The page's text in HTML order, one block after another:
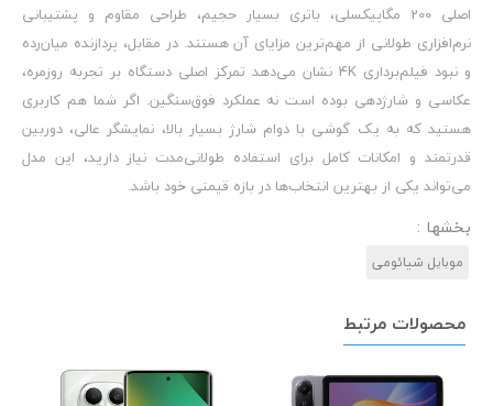
اصلی 200 مگاپیکسلی، باتری بسیار حجیم، طراحی مقاوم و پشتیبانی
نرم‌افزاری طولانی از مهم‌ترین مزایای آن هستند. در مقابل، پردازنده میان‌رده
و نبود فیلم‌برداری 4K نشان می‌دهد تمرکز اصلی دستگاه بر تجربه روزمره،
عکاسی و شارژدهی بوده است نه عملکرد فوق‌سنگین. اگر شما هم کاربری
هستید که به یک گوشی با دوام شارژ بسیار بالا، نمایشگر عالی، دوربین
قدرتمند و امکانات کامل برای استفاده طولانی‌مدت نیاز دارید، این مدل
می‌تواند یکی از بهترین انتخاب‌ها در بازه قیمتی خود باشد.
بخشها :
موبایل شیائومی
محصولات مرتبط